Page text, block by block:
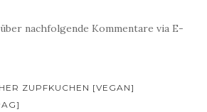
nachfolgende Kommentare via E-
ZUPFKUCHEN [VEGAN]